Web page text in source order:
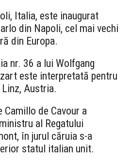
Italia, este inaugurat
din Napoli, cel mai vechi
din Europa.
nr. 36 a lui Wolfgang
este interpretată pentru
Austria.
Camillo de Cavour a
al Regatului
în jurul căruia s-a
statul italian unit.